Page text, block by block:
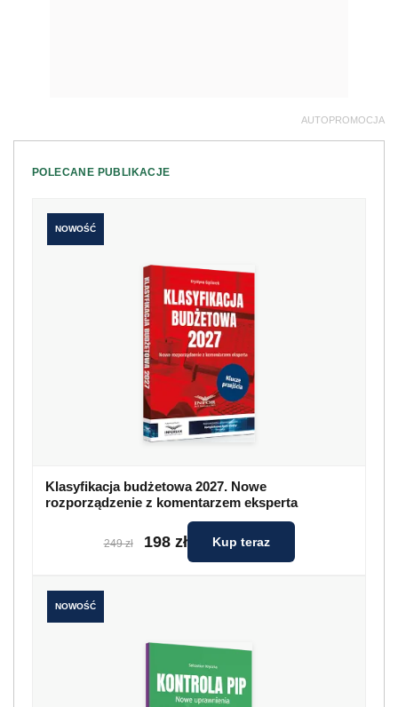
AUTOPROMOCJA
POLECANE PUBLIKACJE
NOWOŚĆ
Klasyfikacja budżetowa 2027. Nowe
rozporządzenie z komentarzem eksperta
249 zł 198 zł Kup teraz
NOWOŚĆ